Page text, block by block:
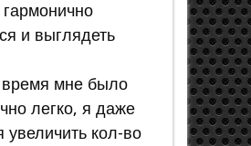
и выглядеть
мне было
легко, я даже
увеличить кол-во